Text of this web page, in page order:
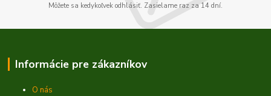
Môžete sa kedykoľvek odhlásiť. Zasielame raz za 14 dní.
Informácie pre zákazníkov
O nás